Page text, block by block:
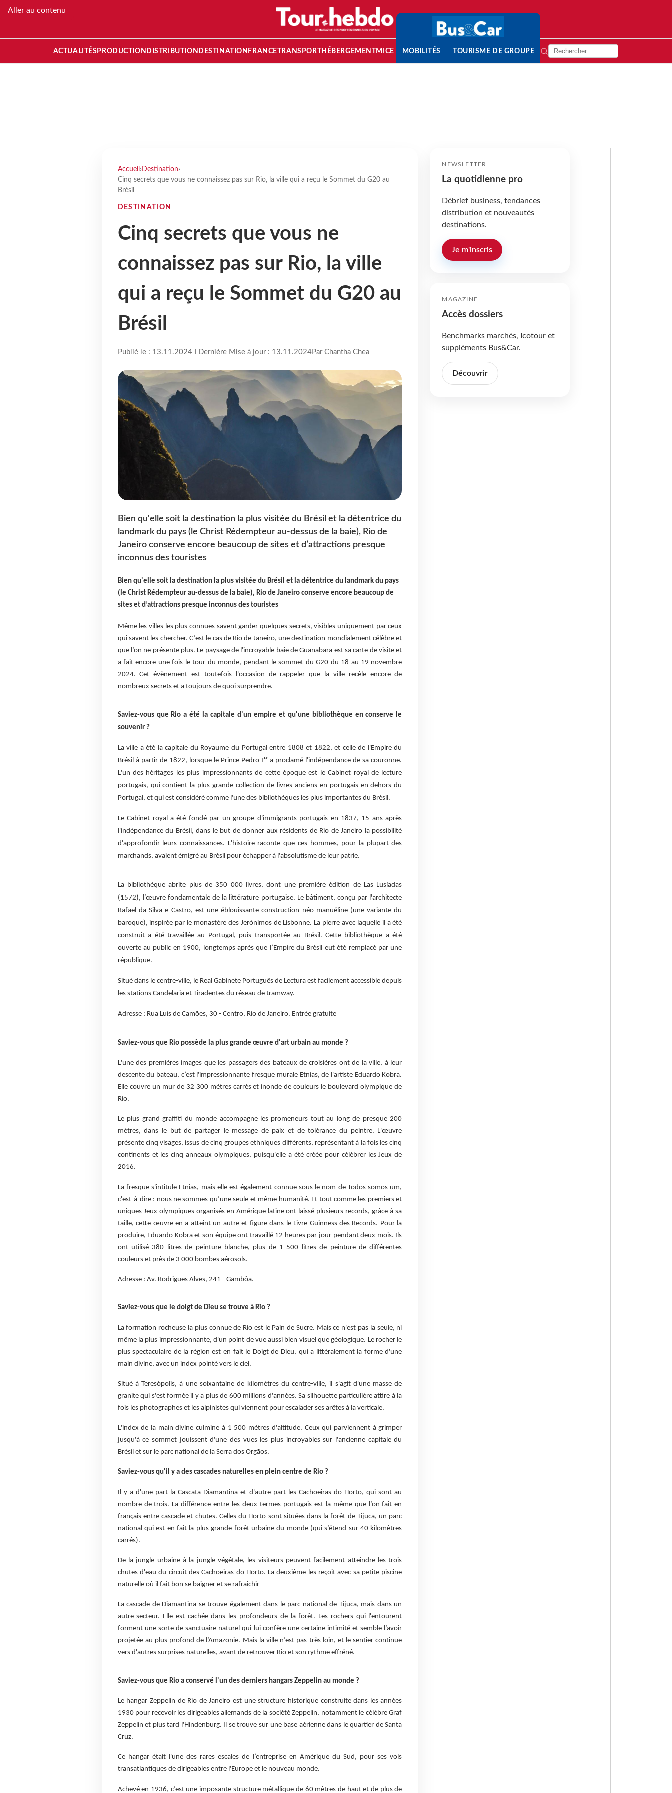
Aller au contenu
ACTUALITÉS PRODUCTION DISTRIBUTION DESTINATION FRANCETRANSPORT HÉBERGEMENTMICE MOBILITÉS TOURISME DE GROUPE
Accueil › Destination›
Cinq secrets que vous ne connaissez pas sur Rio, la ville qui a reçu le Sommet du G20 au
Brésil
DESTINATION
Cinq secrets que vous ne
connaissez pas sur Rio, la ville
qui a reçu le Sommet du G20 au
Brésil
Publié le : 13.11.2024 I Dernière Mise à jour : 13.11.2024Par Chantha Chea
Bien qu'elle soit la destination la plus visitée du Brésil et la détentrice du
landmark du pays (le Christ Rédempteur au-dessus de la baie), Rio de
Janeiro conserve encore beaucoup de sites et d’attractions presque
inconnus des touristes
Bien qu'elle soit la destination la plus visitée du Brésil et la détentrice du landmark du pays
(le Christ Rédempteur au-dessus de la baie), Rio de Janeiro conserve encore beaucoup de
sites et d’attractions presque inconnus des touristes
Même les villes les plus connues savent garder quelques secrets, visibles uniquement par ceux
qui savent les chercher. C’est le cas de Rio de Janeiro, une destination mondialement célèbre et
que l’on ne présente plus. Le paysage de l'incroyable baie de Guanabara est sa carte de visite et
a fait encore une fois le tour du monde, pendant le sommet du G20 du 18 au 19 novembre
2024. Cet évènement est toutefois l'occasion de rappeler que la ville recèle encore de
nombreux secrets et a toujours de quoi surprendre.
Saviez-vous que Rio a été la capitale d'un empire et qu'une bibliothèque en conserve le
souvenir ?
La ville a été la capitale du Royaume du Portugal entre 1808 et 1822, et celle de l'Empire du
Brésil à partir de 1822, lorsque le Prince Pedro Iᵉʳ a proclamé l'indépendance de sa couronne.
L'un des héritages les plus impressionnants de cette époque est le Cabinet royal de lecture
portugais, qui contient la plus grande collection de livres anciens en portugais en dehors du
Portugal, et qui est considéré comme l'une des bibliothèques les plus importantes du Brésil.
Le Cabinet royal a été fondé par un groupe d'immigrants portugais en 1837, 15 ans après
l'indépendance du Brésil, dans le but de donner aux résidents de Rio de Janeiro la possibilité
d'approfondir leurs connaissances. L'histoire raconte que ces hommes, pour la plupart des
marchands, avaient émigré au Brésil pour échapper à l'absolutisme de leur patrie.
La bibliothèque abrite plus de 350 000 livres, dont une première édition de Las Lusíadas
(1572), l’œuvre fondamentale de la littérature portugaise. Le bâtiment, conçu par l'architecte
Rafael da Silva e Castro, est une éblouissante construction néo-manuéline (une variante du
baroque), inspirée par le monastère des Jerónimos de Lisbonne. La pierre avec laquelle il a été
construit a été travaillée au Portugal, puis transportée au Brésil. Cette bibliothèque a été
ouverte au public en 1900, longtemps après que l’Empire du Brésil eut été remplacé par une
république.
Situé dans le centre-ville, le Real Gabinete Português de Lectura est facilement accessible depuis
les stations Candelaria et Tiradentes du réseau de tramway.
Adresse : Rua Luís de Camões, 30 - Centro, Rio de Janeiro. Entrée gratuite
Saviez-vous que Rio possède la plus grande œuvre d'art urbain au monde ?
L'une des premières images que les passagers des bateaux de croisières ont de la ville, à leur
descente du bateau, c’est l'impressionnante fresque murale Etnias, de l'artiste Eduardo Kobra.
Elle couvre un mur de 32 300 mètres carrés et inonde de couleurs le boulevard olympique de
Rio.
Le plus grand graffiti du monde accompagne les promeneurs tout au long de presque 200
mètres, dans le but de partager le message de paix et de tolérance du peintre. L'œuvre
présente cinq visages, issus de cinq groupes ethniques différents, représentant à la fois les cinq
continents et les cinq anneaux olympiques, puisqu'elle a été créée pour célébrer les Jeux de
2016.
La fresque s'intitule Etnias, mais elle est également connue sous le nom de Todos somos um,
c'est-à-dire : nous ne sommes qu’une seule et même humanité. Et tout comme les premiers et
uniques Jeux olympiques organisés en Amérique latine ont laissé plusieurs records, grâce à sa
taille, cette œuvre en a atteint un autre et figure dans le Livre Guinness des Records. Pour la
produire, Eduardo Kobra et son équipe ont travaillé 12 heures par jour pendant deux mois. Ils
ont utilisé 380 litres de peinture blanche, plus de 1 500 litres de peinture de différentes
couleurs et près de 3 000 bombes aérosols.
Adresse : Av. Rodrigues Alves, 241 - Gambôa.
Saviez-vous que le doigt de Dieu se trouve à Rio ?
La formation rocheuse la plus connue de Rio est le Pain de Sucre. Mais ce n'est pas la seule, ni
même la plus impressionnante, d'un point de vue aussi bien visuel que géologique. Le rocher le
plus spectaculaire de la région est en fait le Doigt de Dieu, qui a littéralement la forme d'une
main divine, avec un index pointé vers le ciel.
Situé à Teresópolis, à une soixantaine de kilomètres du centre-ville, il s'agit d'une masse de
granite qui s'est formée il y a plus de 600 millions d'années. Sa silhouette particulière attire à la
fois les photographes et les alpinistes qui viennent pour escalader ses arêtes à la verticale.
L'index de la main divine culmine à 1 500 mètres d'altitude. Ceux qui parviennent à grimper
jusqu'à ce sommet jouissent d'une des vues les plus incroyables sur l'ancienne capitale du
Brésil et sur le parc national de la Serra dos Orgãos.
Saviez-vous qu'il y a des cascades naturelles en plein centre de Rio ?
Il y a d'une part la Cascata Diamantina et d'autre part les Cachoeiras do Horto, qui sont au
nombre de trois. La différence entre les deux termes portugais est la même que l’on fait en
français entre cascade et chutes. Celles du Horto sont situées dans la forêt de Tijuca, un parc
national qui est en fait la plus grande forêt urbaine du monde (qui s’étend sur 40 kilomètres
carrés).
De la jungle urbaine à la jungle végétale, les visiteurs peuvent facilement atteindre les trois
chutes d'eau du circuit des Cachoeiras do Horto. La deuxième les reçoit avec sa petite piscine
naturelle où il fait bon se baigner et se rafraîchir
La cascade de Diamantina se trouve également dans le parc national de Tijuca, mais dans un
autre secteur. Elle est cachée dans les profondeurs de la forêt. Les rochers qui l'entourent
forment une sorte de sanctuaire naturel qui lui confère une certaine intimité et semble l’avoir
projetée au plus profond de l’Amazonie. Mais la ville n’est pas très loin, et le sentier continue
vers d'autres surprises naturelles, avant de retrouver Rio et son rythme effréné.
Saviez-vous que Rio a conservé l'un des derniers hangars Zeppelin au monde ?
Le hangar Zeppelin de Rio de Janeiro est une structure historique construite dans les années
1930 pour recevoir les dirigeables allemands de la société Zeppelin, notamment le célèbre Graf
Zeppelin et plus tard l'Hindenburg. Il se trouve sur une base aérienne dans le quartier de Santa
Cruz.
Ce hangar était l'une des rares escales de l’entreprise en Amérique du Sud, pour ses vols
transatlantiques de dirigeables entre l'Europe et le nouveau monde.
Achevé en 1936, c’est une imposante structure métallique de 60 mètres de haut et de plus de
NEWSLETTER
La quotidienne pro
Débrief business, tendances
distribution et nouveautés
destinations.
Je m'inscris
MAGAZINE
Accès dossiers
Benchmarks marchés, Icotour et
suppléments Bus&Car.
Découvrir